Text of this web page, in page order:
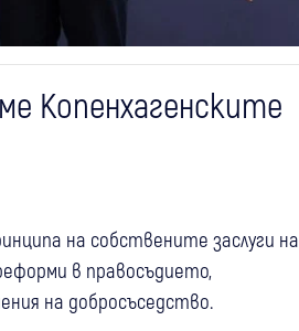
Копенхагенските
на собствените заслуги на
в правосъдието,
на добросъседство.